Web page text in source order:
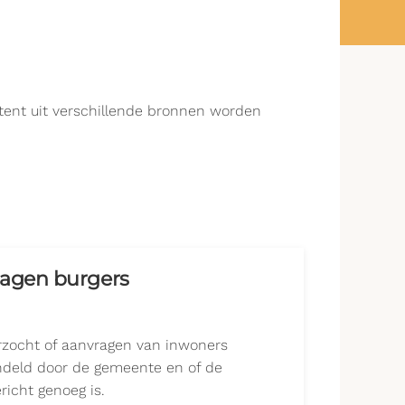
uit verschillende bronnen worden
burgers
of aanvragen van inwoners
door de gemeente en of de
genoeg is.